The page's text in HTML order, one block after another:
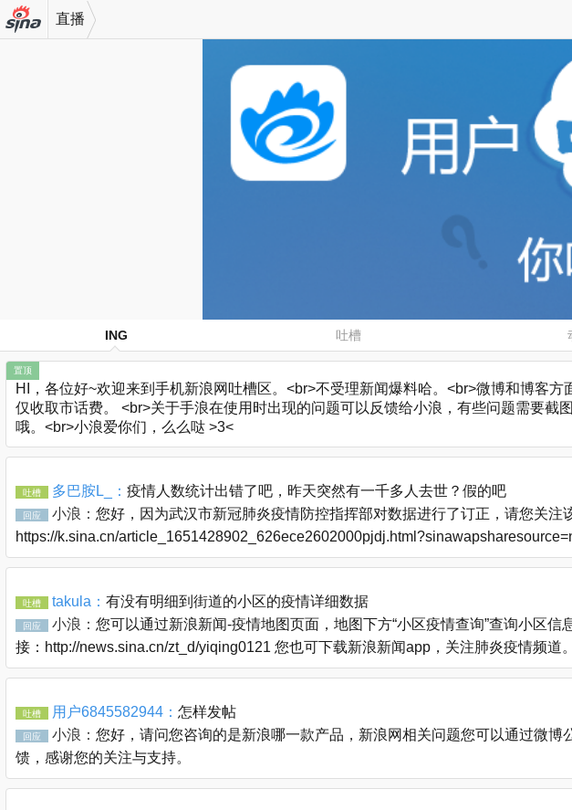
直播
ING 吐槽
置顶
HI，各位好~欢迎来到手机新浪网吐槽区。<br>不受理新闻爆料哈。<br>微博和博客
仅收取市话费。 <br>关于手浪在使用时出现的问题可以反馈给小浪，有些问题需要
哦。<br>小浪爱你们，么么哒 >3<
吐槽 多巴胺L_： 疫情人数统计出错了吧，昨天突然有一千多人去世？假的吧
回应 小浪： 您好，因为武汉市新冠肺炎疫情防控指挥部对数据进行了订正，请您关注
https://k.sina.cn/
吐槽 takula： 有没有明细到街道的小区的疫情详细数据
回应 小浪： 您可以通过新浪新闻-疫情地图页面，地图下方“小区疫情查询”查询小区
接：http://news.sina.cn/zt_d/yiqing0121 您也可下载新浪新闻app，关注肺炎疫情频道。
吐槽 用户6845582944： 怎样发帖
回应 小浪： 您好，请问您咨询的是新浪哪一款产品，新浪网相关问题您可以通过微博
馈，感谢您的关注与支持。